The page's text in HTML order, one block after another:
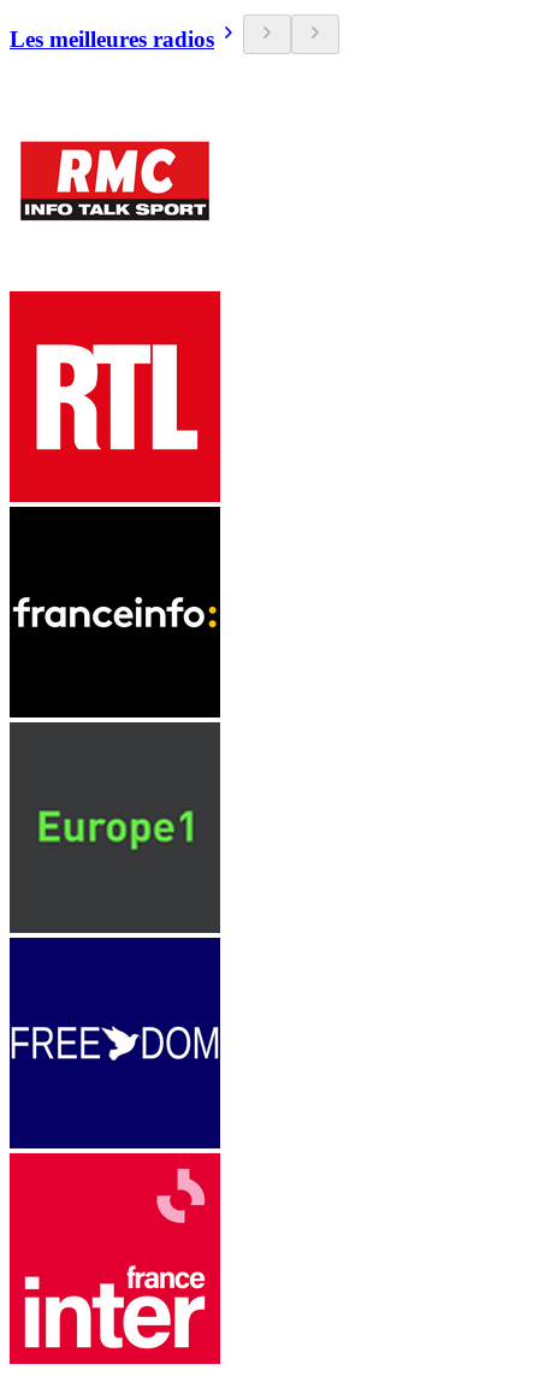
Les meilleures radios